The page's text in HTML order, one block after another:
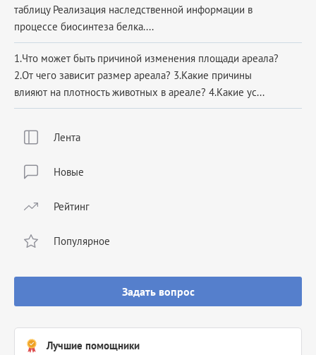
Лента
Новые
Рейтинг
Популярное
Задать вопрос
Лучшие помощники
таблицу Реализация наследственной информации в
процессе биосинтеза белка....
1.Что может быть причиной изменения площади ареала?
2.От чего зависит размер ареала? 3.Какие причины
влияют на плотность животных в ареале? 4.Какие ус...